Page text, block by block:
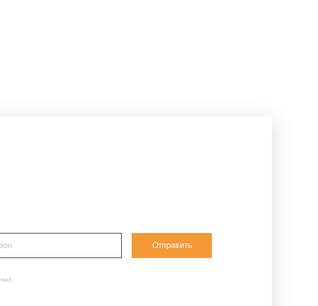
Отправить